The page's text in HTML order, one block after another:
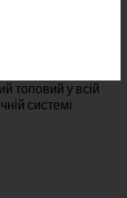
топовий у всій
системі